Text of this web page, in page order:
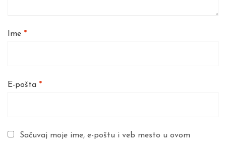
Ime *
E-pošta *
Sačuvaj moje ime, e-poštu i veb mesto u ovom